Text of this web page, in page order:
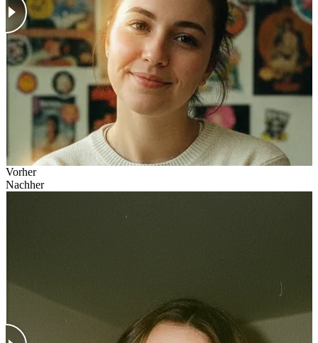
Vorher
Nachher